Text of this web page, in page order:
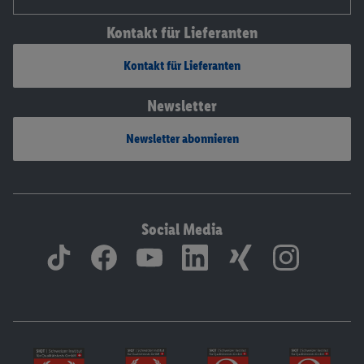
Kontakt für Lieferanten
Kontakt für Lieferanten
Newsletter
Newsletter abonnieren
Social Media